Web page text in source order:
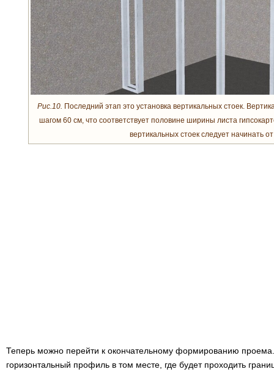
Рис.10. Последний этап это установка вертикальных стоек.
шагом 60 см, что соответствует половине ширины листа
вертикальных стоек следует начинать
Теперь можно перейти к окончательному формированию
горизонтальный профиль в том месте, где будет проходить